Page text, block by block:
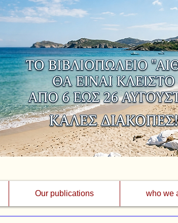
Our publications who we